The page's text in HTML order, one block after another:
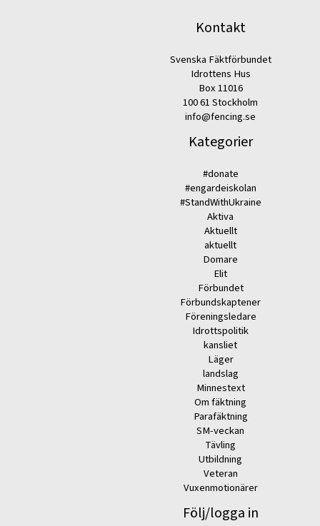
Kontakt
Svenska Fäktförbundet
Idrottens Hus
Box 11016
100 61 Stockholm
info@fencing.se
Kategorier
#donate
#engardeiskolan
#StandWithUkraine
Aktiva
Aktuellt
aktuellt
Domare
Elit
Förbundet
Förbundskaptener
Föreningsledare
Idrottspolitik
kansliet
Läger
landslag
Minnestext
Om fäktning
Parafäktning
SM-veckan
Tävling
Utbildning
Veteran
Vuxenmotionärer
Följ/logga in